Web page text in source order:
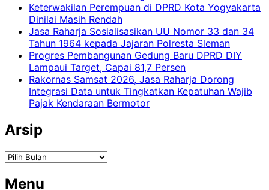
Keterwakilan Perempuan di DPRD Kota Yogyakarta
Dinilai Masih Rendah
Jasa Raharja Sosialisasikan UU Nomor 33 dan 34
Tahun 1964 kepada Jajaran Polresta Sleman
Progres Pembangunan Gedung Baru DPRD DIY
Lampaui Target, Capai 81,7 Persen
Rakornas Samsat 2026, Jasa Raharja Dorong
Integrasi Data untuk Tingkatkan Kepatuhan Wajib
Pajak Kendaraan Bermotor
Arsip
Arsip
Menu